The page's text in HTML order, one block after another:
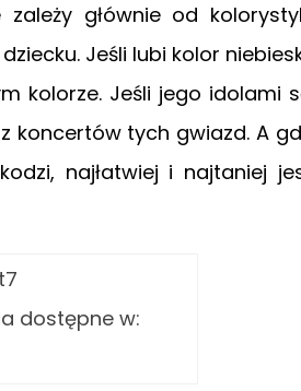
głównie od
Jeśli lubi kolor
kolorze. Jeśli jego idolami
koncertów tych gwiazd. A
najłatwiej i najtaniej
dostępne w: